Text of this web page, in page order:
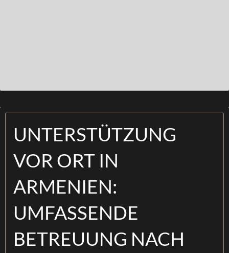
UNTERSTÜTZUNG
VOR ORT IN
ARMENIEN:
UMFASSENDE
BETREUUNG NACH